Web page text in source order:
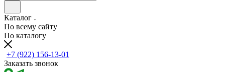
Каталог
По всему сайту
По каталогу
+7 (922) 156-13-01
Заказать звонок